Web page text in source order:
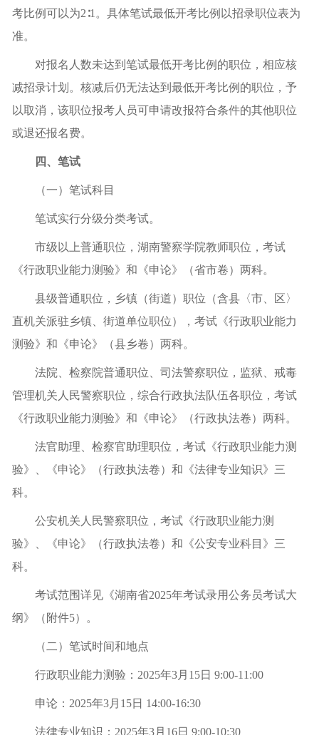
考比例可以为2∶1。具体笔试最低开考比例以招录职位表为
准。
对报名人数未达到笔试最低开考比例的职位，相应核
减招录计划。核减后仍无法达到最低开考比例的职位，予
以取消，该职位报考人员可申请改报符合条件的其他职位
或退还报名费。
四、笔试
（一）笔试科目
笔试实行分级分类考试。
市级以上普通职位，湖南警察学院教师职位，考试
《行政职业能力测验》和《申论》（省市卷）两科。
县级普通职位，乡镇（街道）职位（含县〈市、区〉
直机关派驻乡镇、街道单位职位），考试《行政职业能力
测验》和《申论》（县乡卷）两科。
法院、检察院普通职位、司法警察职位，监狱、戒毒
管理机关人民警察职位，综合行政执法队伍各职位，考试
《行政职业能力测验》和《申论》（行政执法卷）两科。
法官助理、检察官助理职位，考试《行政职业能力测
验》
《申论》（行政执法卷）和《法律专业知识》三
科。
公安机关人民警察职位，考试《行政职业能力测
验》
《申论》（行政执法卷）和《公安专业科目》三
科。
考试范围详见《湖南省2025年考试录用公务员考试大
纲》（附件5）。
（二）笔试时间和地点
行政职业能力测验：2025年3月15日 9:00-11:00
申论：2025年3月15日 14:00-16:30
法律专业知识：2025年3月16日 9:00-10:30